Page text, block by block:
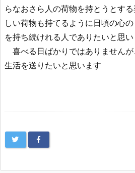
らなおさら人の荷物を持とうとす
しい荷物も持てるように日頃の心
を持ち続けれる人でありたいと思い
喜べる日ばかりではありません
生活を送りたいと思います